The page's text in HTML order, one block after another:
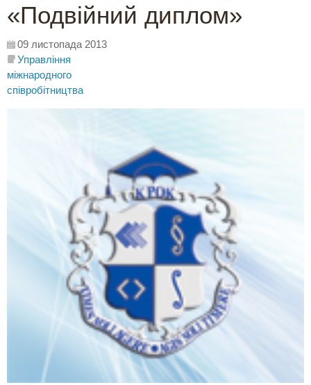
«Подвійний диплом»
09 листопада 2013
Управління
міжнародного
співробітництва